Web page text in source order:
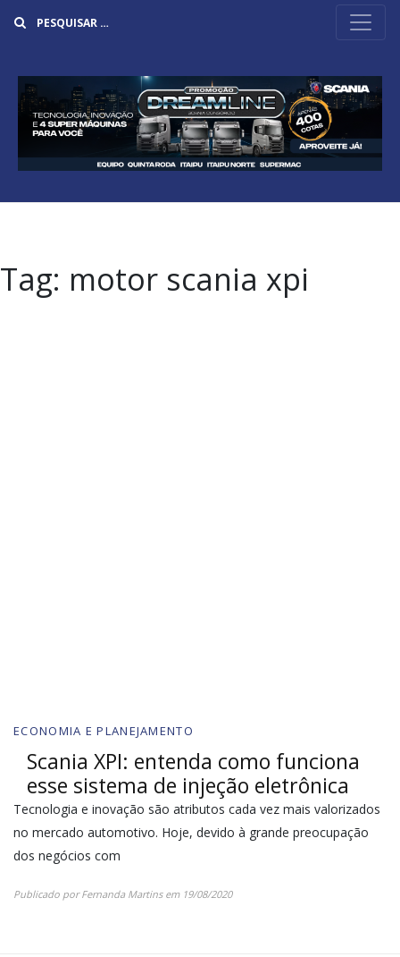
Tag: motor scania xpi
ECONOMIA E PLANEJAMENTO
Scania XPI: entenda como funciona
esse sistema de injeção eletrônica
Tecnologia e inovação são atributos cada vez mais valorizados
no mercado automotivo. Hoje, devido à grande preocupação
dos negócios com
Publicado porFernanda Martinsem 19/08/2020